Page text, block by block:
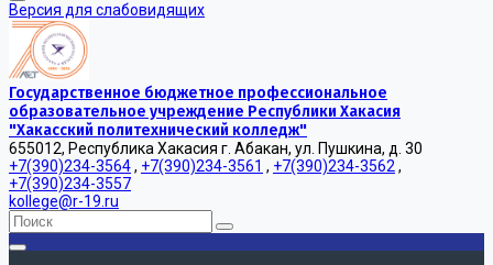
Версия для слабовидящих
Государственное бюджетное профессиональное
образовательное учреждение Республики Хакасия
"Хакасский политехнический колледж"
655012, Республика Хакасия г. Абакан, ул. Пушкина, д. 30
+7(390)234-3564, +7(390)234-3561 , +7(390)234-3562 ,
+7(390)234-3557
kollege@r-19.ru